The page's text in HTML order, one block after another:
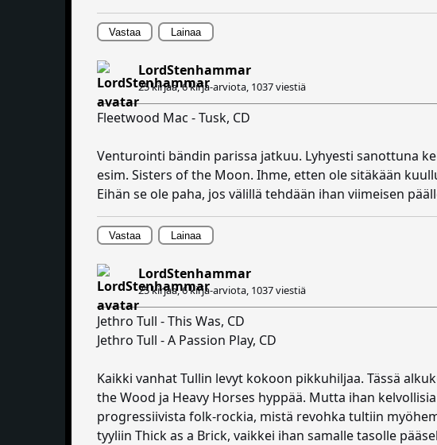
Vastaa Lainaa
LordStenhammar
25 kirjaa, 6 kirja-arviota, 1037 viestiä
Fleetwood Mac - Tusk, CD
Venturointi bändin parissa jatkuu. Lyhyesti sanottuna
esim. Sisters of the Moon. Ihme, etten ole sitäkään
Eihän se ole paha, jos välillä tehdään ihan viimeisen
Vastaa Lainaa
LordStenhammar
25 kirjaa, 6 kirja-arviota, 1037 viestiä
Jethro Tull - This Was, CD
Jethro Tull - A Passion Play, CD
Kaikki vanhat Tullin levyt kokoon pikkuhiljaa. Tässä
the Wood ja Heavy Horses hyppää. Mutta ihan
progressiivista folk-rockia, mistä revohka tultiin
tyyliin Thick as a Brick, vaikkei ihan samalle tasolle